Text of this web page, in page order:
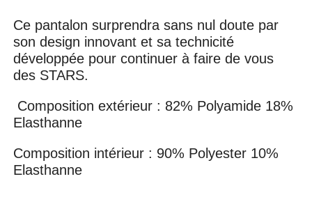
Ce pantalon surprendra sans nul doute par
son design innovant et sa technicité
développée pour continuer à faire de vous
des STARS.
Composition extérieur : 82% Polyamide 18%
Elasthanne
Composition intérieur : 90% Polyester 10%
Elasthanne